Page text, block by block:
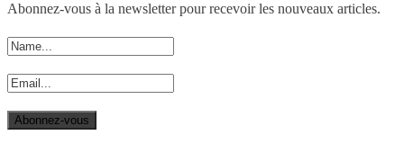
Abonnez-vous à la newsletter pour recevoir les nouveaux articles.